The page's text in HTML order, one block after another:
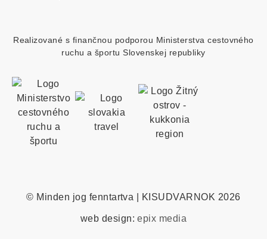
Realizované s finančnou podporou Ministerstva cestovného
ruchu a športu Slovenskej republiky
© Minden jog fenntartva | KISUDVARNOK 2026
web design:epix media